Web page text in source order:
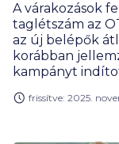
A várakozások
taglétszám az
az új belépők
korábban
kampányt
véradást, és
frissítve: 2025.